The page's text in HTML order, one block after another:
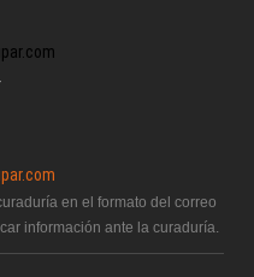
en el formato del correo
información ante la curaduría.